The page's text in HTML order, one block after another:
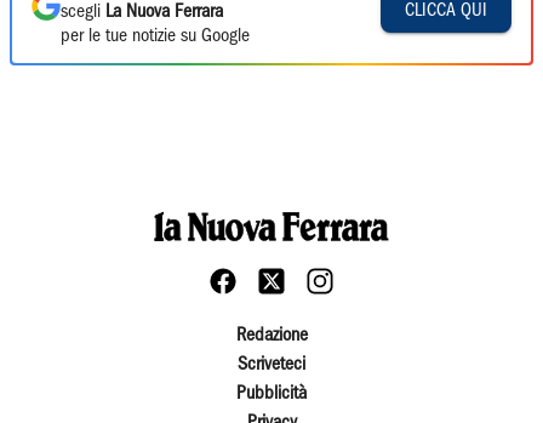
scegli La Nuova Ferrara
per le tue notizie su Google
CLICCA QUI
Redazione
Scriveteci
Pubblicità